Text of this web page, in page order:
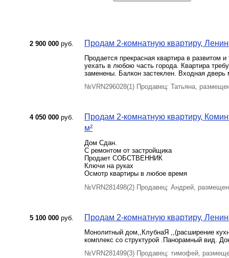
2 900 000 руб. Продам 2-комнатную квартиру,
Продается прекрасная квартира в развитом
уехать в любою часть города. Квартира
заменены. Балкон застеклен. Входная дверь
№VRN296028(1) Продавец: Татьяна,
4 050 000 руб.
Продам 2-комнатную квартиру,
м²
Дом Сдан.
С ремонтом от застройщика
Продает СОБСТВЕННИК
Ключи на руках
Осмотр квартиры в любое время
№VRN281498(2) Продавец: Андрей,
5 100 000 руб. Продам 2-комнатную квартиру,
Монолитный дом,,КлубнаЯ ,,(расширение
комплекс со структурой .Панорамный вид.
№VRN281499(3) Продавец: тимофей,